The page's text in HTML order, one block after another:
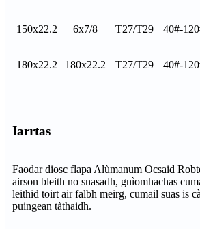
150x22.2 6x7/8 T27/T29 40#-
180x22.2 180x22.2 T27/T29 40#-
Iarrtas
Faodar diosc flapa Alùmanum Ocsaid
airson bleith no snasadh, gnìomhachas
leithid toirt air falbh meirg, cumail suas is
puingean tàthaidh.